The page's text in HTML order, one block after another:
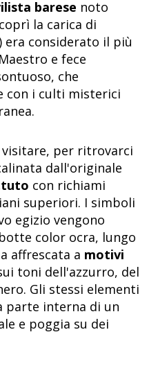
barese noto
la carica di
era considerato il più
e fece
che
con i culti misterici
visitare, per ritrovarci
dall'originale
con richiami
superiori. I simboli
egizio vengono
color ocra, lungo
affrescata a motivi
toni dell'azzurro, del
Gli stessi elementi
parte interna di un
e poggia su dei